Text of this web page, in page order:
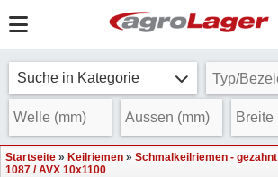
Suche in Kategorie
Startseite » Keilriemen » Schmalkeilriemen - gezahnt
1087 / AVX 10x1100